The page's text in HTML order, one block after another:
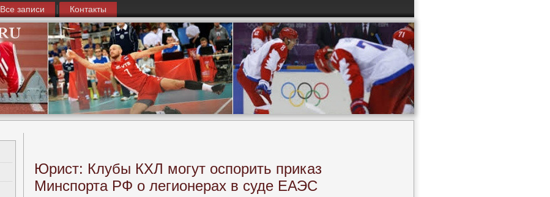
Все записи Контакты
Юрист: Клубы КХЛ могут оспорить приказ
Минспорта РФ о легионерах в суде ЕАЭС